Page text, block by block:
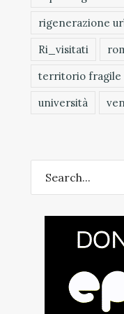
rigenerazione
Ri_visitati
territorio fragile
università